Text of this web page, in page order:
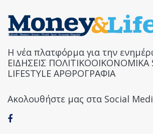
Η νέα πλατφόρμα για την
ΕΙΔΗΣΕΙΣ ΠΟΛΙΤΙΚΟΟΙΚΟΝΟΜΙΚΑ
LIFESTYLE ΑΡΘΡΟΓΡΑΦΙΑ
Ακολουθήστε μας στα Social